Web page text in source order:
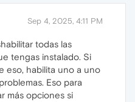
Sep 4, 2025, 4:11 PM
todas las
tengas instalado. Si
eso, habilita uno a uno
Eso para
más opciones si